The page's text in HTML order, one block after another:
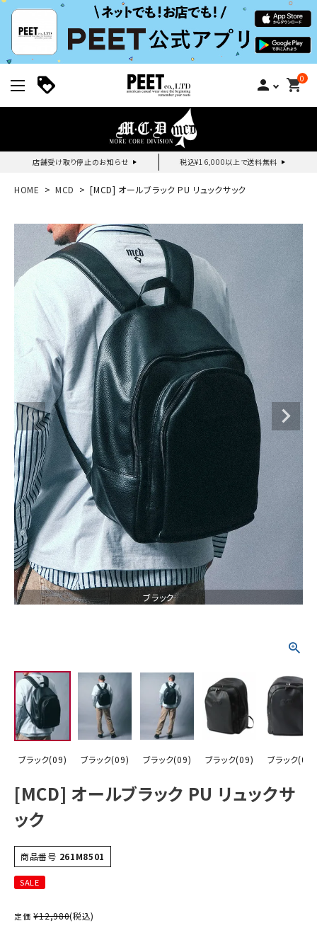
person 0
shopping_cart
店舗受け取り停止のお知らせ 税込¥16,000以上で送料無料
新規会員登録｜ログイン
ご利用ガイド
search
ブランドメニュー
カテゴリー
スタイリング
ニュース・特集
ランキング
お問い合わせ
HOME MCD [MCD] オールブラック PU リュックサック
ブラック
ブラック(09) ブラック(09) ブラック(09) ブラック(09) ブラック(09)
[MCD] オールブラック PU リュックサ
ック
商品番号 261M8501
SALE
定価 ¥12,980(税込)